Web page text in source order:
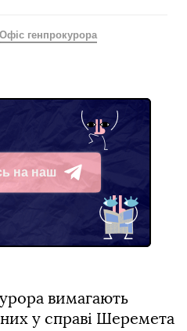
Офіс генпрокурора
на наш
вимагають
у справі Шеремета